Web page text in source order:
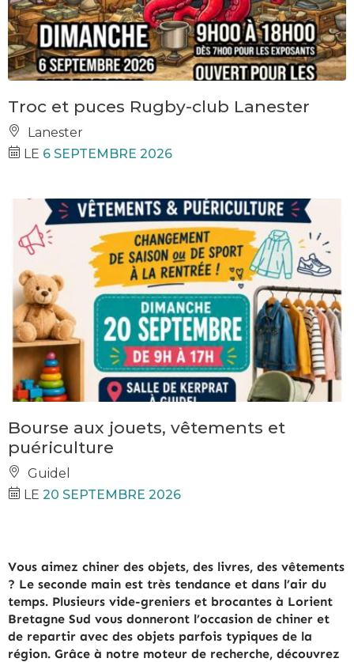
Troc et puces Rugby-club Lanester
Lanester
LE 6 SEPTEMBRE 2026
Bourse aux jouets, vêtements et
puériculture
Guidel
LE 20 SEPTEMBRE 2026
Vous aimez chiner des objets, des livres, des vêtements
? Le seconde main est très tendance et dans l’air du
temps. Plusieurs vide-greniers et brocantes à Lorient
Bretagne Sud vous donneront l’occasion de chiner et
de repartir avec des objets parfois typiques de la
région. Grâce à notre moteur de recherche, découvrez